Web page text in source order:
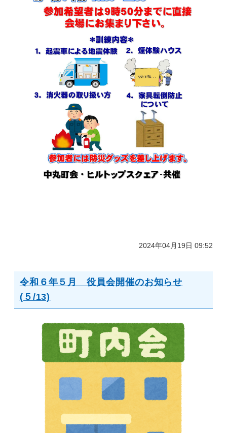
2024年04月19日 09:52
令和６年５月 役員会開催のお知らせ
(５/13)